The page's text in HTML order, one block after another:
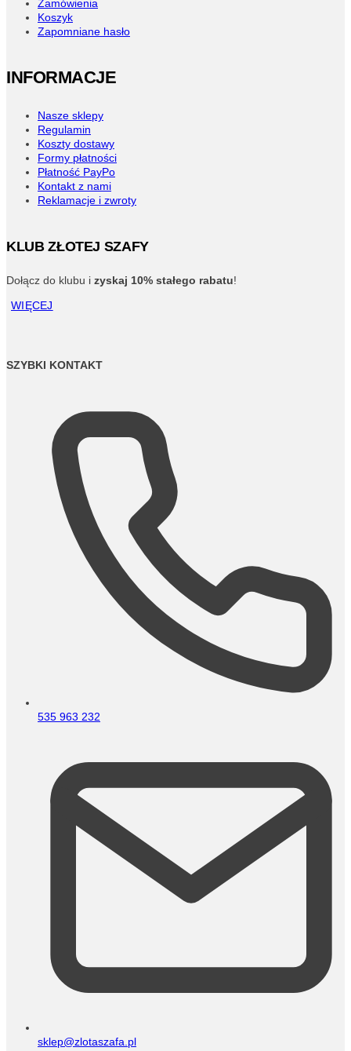
Zamówienia
Koszyk
Zapomniane hasło
INFORMACJE
Nasze sklepy
Regulamin
Koszty dostawy
Formy płatności
Płatność PayPo
Kontakt z nami
Reklamacje i zwroty
KLUB ZŁOTEJ SZAFY
Dołącz do klubu i zyskaj 10% stałego rabatu!
WIĘCEJ
SZYBKI KONTAKT
535 963 232
sklep@zlotaszafa.pl